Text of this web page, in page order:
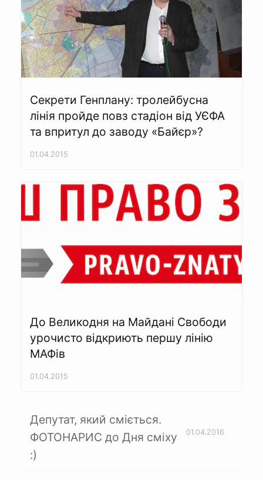
Секрети Генплану: тролейбусна
лінія пройде повз стадіон від УЄФА
та впритул до заводу «Байєр»?
01.04.2015
До Великодня на Майдані Свободи
урочисто відкриють першу лінію
МАФів
01.04.2015
Депутат, який сміється.
ФОТОНАРИС до Дня сміху
:)
01.04.2016